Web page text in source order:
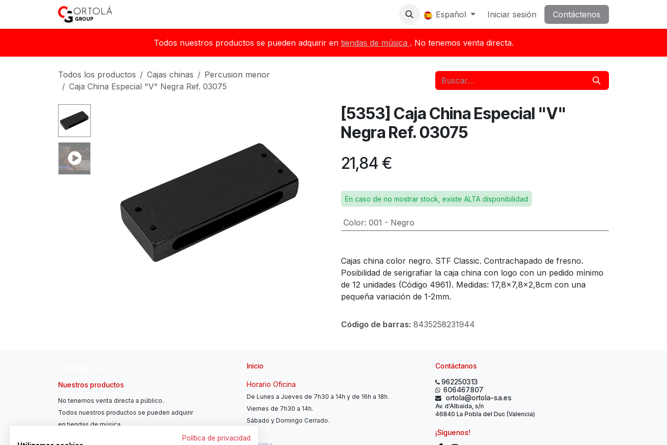
Español Iniciar sesión Contáctenos
Todos nuestros productos se pueden adquirir en tiendas de música . No tenemos venta directa.
Todos los productos Cajas chinas
Percusion menor
Caja China Especial "V" Negra Ref. 03075
[5353] Caja China Especial "V"
Negra Ref. 03075
21,84 €
En caso de no mostrar stock, existe ALTA disponibilidad
Color: 001 - Negro
Cajas china color negro. STF Classic. Contrachapado de fresno.
Posibilidad de serigrafiar la caja china con logo con un pedido mínimo
de 12 unidades (Código 4961). Medidas: 17,8x7,8x2,8cm con una
pequeña variación de 1-2mm.
Código de barras: 8435258231944
Nuestros productos
No tenemos venta directa a público.
Todos nuestros productos se pueden adquirir
en tiendas de música.
Inicio
Horario Oficina
De Lunes a Jueves de 7h30 a 14h y de 16h a 18h.
Viernes de 7h30 a 14h.
Sábado y Domingo Cerrado.
Contáctanos
962250313
606467807
ortola@ortola-sa.es
Av. d'Albaida, s/n
46840 La Pobla del Duc (Valencia)
¡Síguenos!
Política de privacidad